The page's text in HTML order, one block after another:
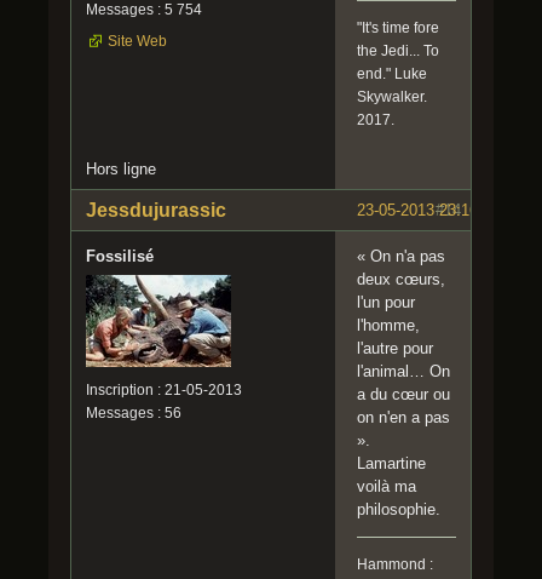
Messages : 5 754
Site Web
"It's time fore
the Jedi... To
end." Luke
Skywalker.
2017.
Hors ligne
#14
23-05-2013 23:16:59
Jessdujurassic
Fossilisé
Inscription : 21-05-2013
Messages : 56
« On n'a pas
deux cœurs,
l'un pour
l'homme,
l'autre pour
l'animal… On
a du cœur ou
on n'en a pas
».
Lamartine
voilà ma
philosophie.
Hammond :